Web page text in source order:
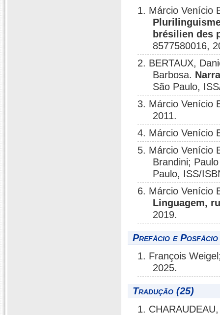
1. Márcio Venício
brésilien des
8577580016,
2. BERTAUX,
Barbosa.
São Paulo,
3. Márcio Venício
2011.
4. Márcio Venício
5. Márcio Venício
Brandini;
Paulo, ISS/
6. Márcio Venício
Linguagem,
2019.
Prefácio e
1. François
2025.
Tradução (25)
1.